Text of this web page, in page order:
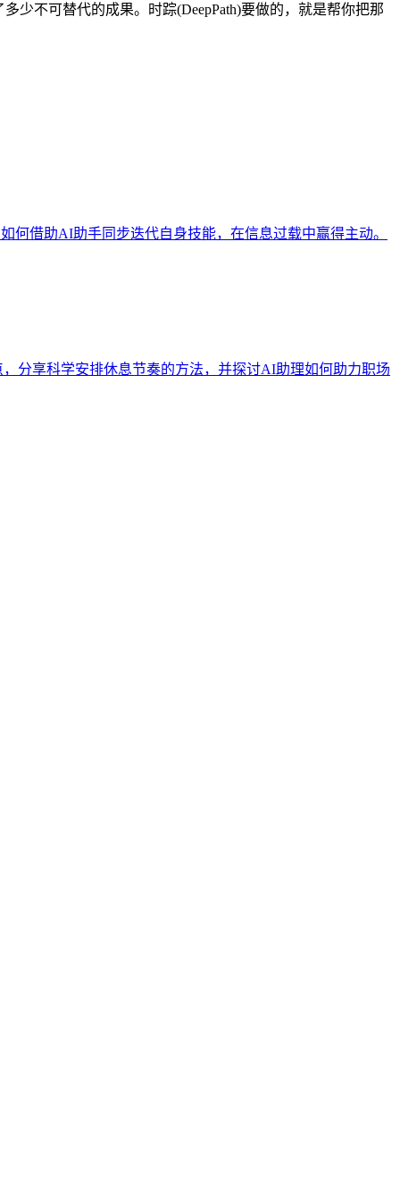
少不可替代的成果。时踪(DeepPath)要做的，就是帮你把那
借助AI助手同步迭代自身技能，在信息过载中赢得主动。
分享科学安排休息节奏的方法，并探讨AI助理如何助力职场